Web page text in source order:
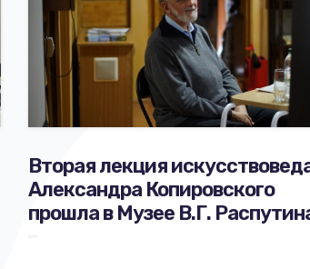
Вторая лекция
Александра Копировского
прошла в Музее В.Г.